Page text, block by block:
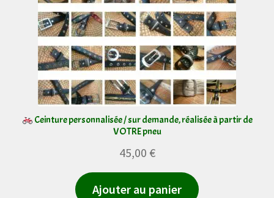
Ceinture personnalisée / sur demande, réalisée à partir de
VOTRE pneu
45,00 €
Ajouter au panier